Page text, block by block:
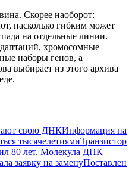
Скорее наоборот:
насколько гибким может
на отдельные линии.
хромосомные
наборы генов, а
выбирает из этого архива
свою ДНКИнформация на
тысячелетиямиТранзистор
80 лет. Молекула ДНК
заявку на заменуПоставлен